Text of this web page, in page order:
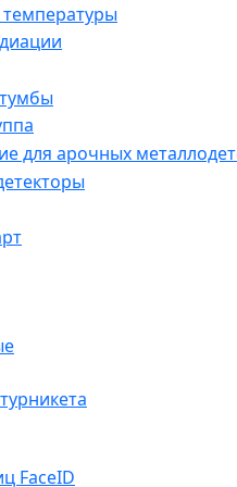
для арочных
FaceID